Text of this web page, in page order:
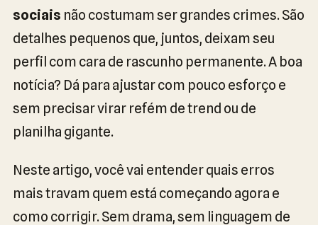
sociais não costumam ser grandes crimes. São
detalhes pequenos que, juntos, deixam seu
perfil com cara de rascunho permanente. A boa
notícia? Dá para ajustar com pouco esforço e
sem precisar virar refém de trend ou de
planilha gigante.
Neste artigo, você vai entender quais erros
mais travam quem está começando agora e
como corrigir. Sem drama, sem linguagem de